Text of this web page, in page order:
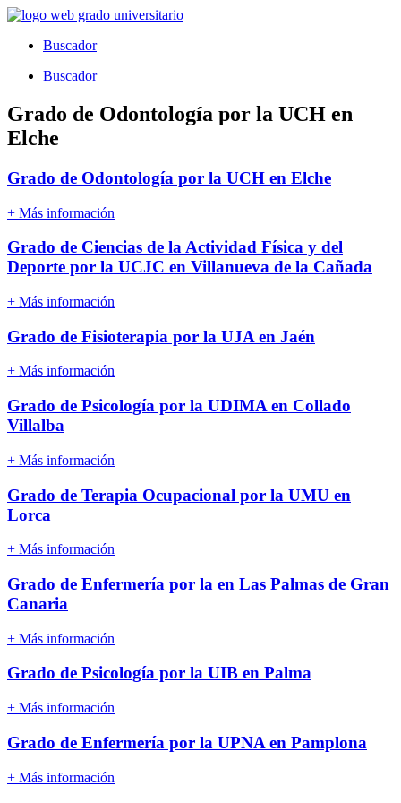
Ir
contenidoBuscador
Buscador
Grado de Odontología por la UCH en
Elche
Grado de Odontología por la UCH en Elche
+ Más información
Grado de Ciencias de la Actividad Física y del
Deporte por la UCJC en Villanueva de la Cañada
+ Más información
Grado de Fisioterapia por la UJA en Jaén
+ Más información
Grado de Psicología por la UDIMA en Collado
Villalba
+ Más información
Grado de Terapia Ocupacional por la UMU en
Lorca
+ Más información
Grado de Enfermería por la en Las Palmas de Gran
Canaria
+ Más información
Grado de Psicología por la UIB en Palma
+ Más información
Grado de Enfermería por la UPNA en Pamplona
+ Más información